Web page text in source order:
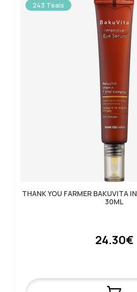
243 Teals
THANK YOU FARMER BAKUVITA
30ML
24.30€